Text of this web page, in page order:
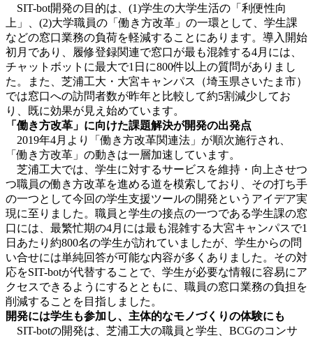
SIT-bot開発の目的は、(1)学生の大学生活の「利便性向
上」、(2)大学職員の「働き方改革」の一環として、学生課
などの窓口業務の負荷を軽減することにあります。導入開始
初月であり、履修登録関連で窓口が最も混雑する4月には、
チャットボットに最大で1日に800件以上の質問がありまし
た。また、芝浦工大・大宮キャンパス（埼玉県さいたま市）
では窓口への訪問者数が昨年と比較して約5割減少してお
り、既に効果が見え始めています。
「働き方改革」に向けた課題解決が開発の出発点
2019年4月より「働き方改革関連法」が順次施行され、
「働き方改革」の動きは一層加速しています。
芝浦工大では、学生に対するサービスを維持・向上させつ
つ職員の働き方改革を進める道を模索しており、その打ち手
の一つとして今回の学生支援ツールの開発というアイデア実
現に至りました。職員と学生の接点の一つである学生課の窓
口には、最繁忙期の4月には最も混雑する大宮キャンパスで1
日あたり約800名の学生が訪れていましたが、学生からの問
い合せには単純回答が可能な内容が多くありました。その対
応をSIT-botが代替することで、学生が必要な情報に容易にア
クセスできるようにするとともに、職員の窓口業務の負担を
削減することを目指しました。
開発には学生も参加し、主体的なモノづくりの体験にも
SIT-botの開発は、芝浦工大の職員と学生、BCGのコンサ